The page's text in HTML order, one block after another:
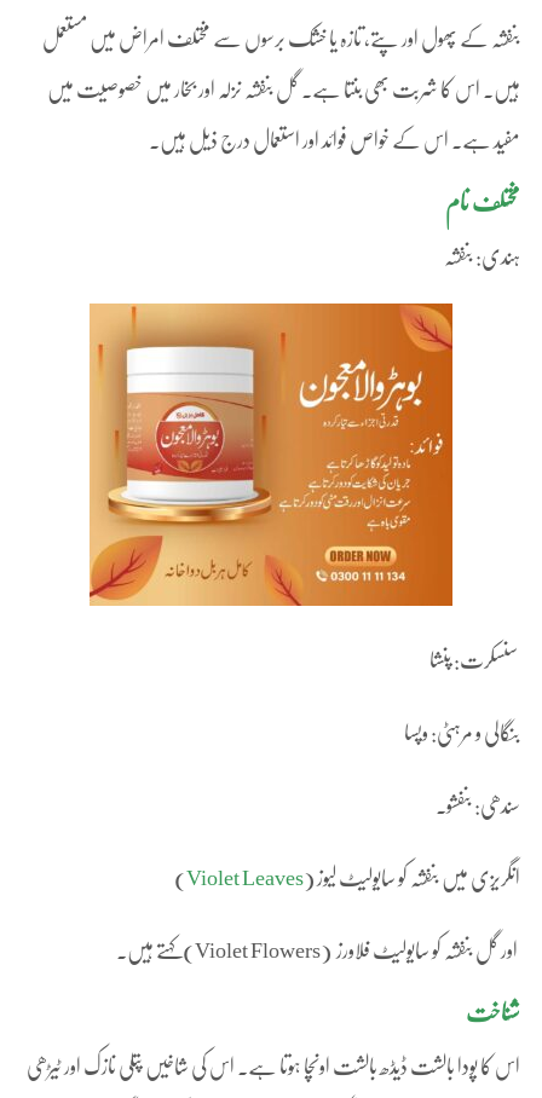
بنفشہ کے پھول اور پتے، تازہ یا خشک برسوں سے مختلف امراض میں مستعمل
ہیں۔ اس کا شربت بھی بنتا ہے۔ گل بنفشہ نزلہ اور بخار میں خصوصیت میں
مفید ہے۔ اس کے خواص فوائد اور استعمال درج ذیل ہیں۔
مختلف نام
ہندی: بنفشہ
سنسکرت: پنشا
بنگالی و مرہٹی: وپسا
سندھی: بنفشو۔
انگریزی میں بنفشہ کو سایولیٹ لیوز (Violet Leaves
)
اور گل بنفشہ کو سایولیٹ فلاورز (Violet Flowers)کہتے ہیں۔
شناخت
اس کا پودا بالشت ڈیڈھ بالشت اونچا ہوتا ہے۔ اس کی شاخیں پتلی نازک اور ٹیڑھی